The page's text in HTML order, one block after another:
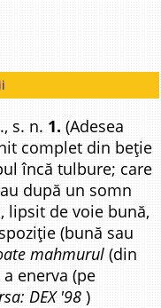
s. n. 1. (Adesea
complet din beție
încă tulbure; care
după un somn
lipsit de voie bună,
(bună sau
mahmurul (din
enerva (pe
DEX '98 )